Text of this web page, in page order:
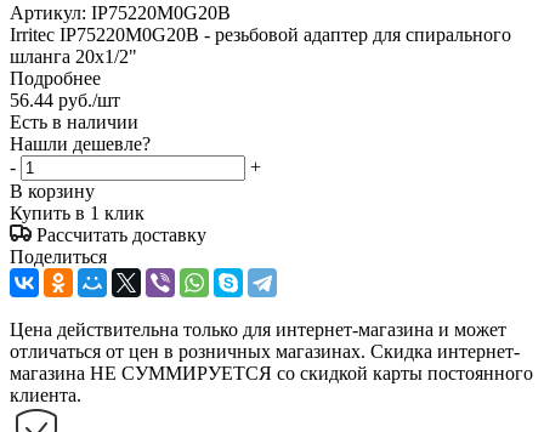
Артикул: IP75220M0G20B
Irritec IP75220M0G20B - резьбовой адаптер для спирального
шланга 20х1/2"
Подробнее
56.44 руб./шт
Есть в наличии
Нашли дешевле?
-
+
В корзину
Купить в 1 клик
Рассчитать доставку
Поделиться
Цена действительна только для интернет-магазина и может
отличаться от цен в розничных магазинах. Скидка интернет-
магазина НЕ СУММИРУЕТСЯ со скидкой карты постоянного
клиента.